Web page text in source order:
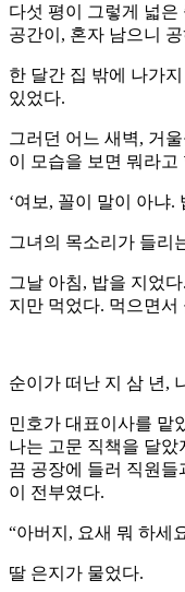
다섯 평이 그렇게 넓은
공간이, 혼자 남으니
한 달간 집 밖에 나가
있었다.
그러던 어느 새벽, 거
이 모습을 보면 뭐라고
‘여보, 꼴이 말이 아냐.
그녀의 목소리가 들리
그날 아침, 밥을 지었
지만 먹었다. 먹으면
순이가 떠난 지 삼 년,
민호가 대표이사를 맡
나는 고문 직책을 달
끔 공장에 들러 직원
이 전부였다.
“아버지, 요새 뭐 하세
딸 은지가 물었다.